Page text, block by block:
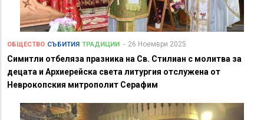
ОБЩЕСТВО СЪБИТИЯ ТРАДИЦИИ 26 Ноември 2025
Симитли отбеляза празника на Св. Стилиан с молитва за
децата и Архиерейска света литургия отслужена от
Неврокопския митрополит Серафим